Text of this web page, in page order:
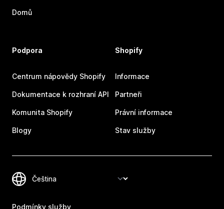
Domů
Podpora
Centrum nápovědy Shopify
Dokumentace k rozhraní API
Komunita Shopify
Blogy
Shopify
Informace
Partneři
Právní informace
Stav služby
Podmínky služby